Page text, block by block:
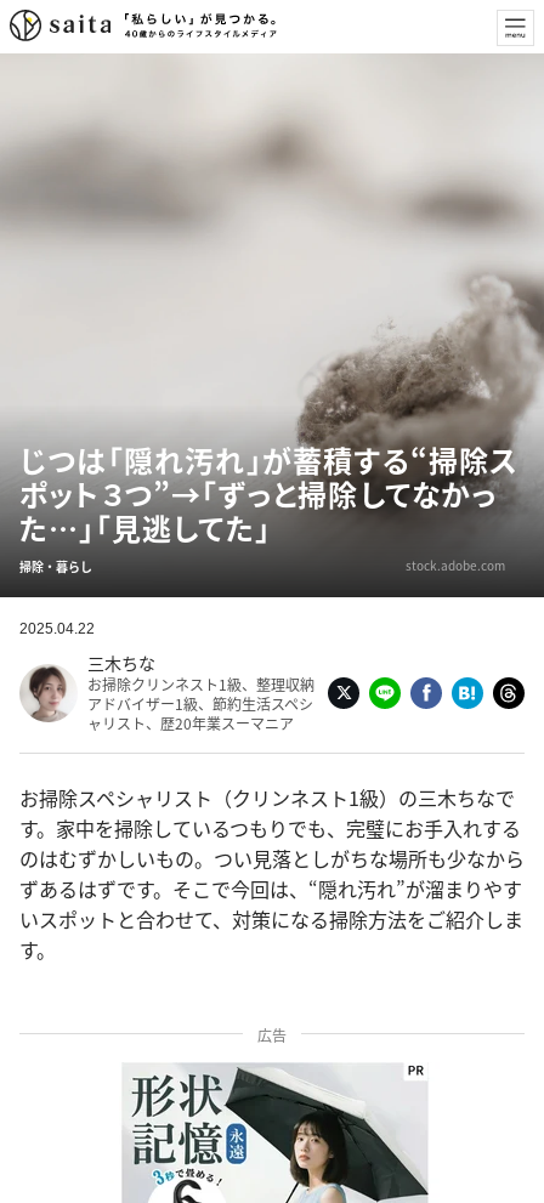
じつは「隠れ汚れ」が蓄積する“掃除ス
ポット３つ”→「ずっと掃除してなかっ
た…」「見逃してた」
掃除・暮らし stock.adobe.com
2025.04.22
三木ちな
お掃除クリンネスト1級、整理収納
アドバイザー1級、節約生活スペシ
ャリスト、歴20年業スーマニア
お掃除スペシャリスト（クリンネスト1級）の三木ちなで
す。家中を掃除しているつもりでも、完璧にお手入れする
のはむずかしいもの。つい見落としがちな場所も少なから
ずあるはずです。そこで今回は、“隠れ汚れ”が溜まりやす
いスポットと合わせて、対策になる掃除方法をご紹介しま
す。
広告